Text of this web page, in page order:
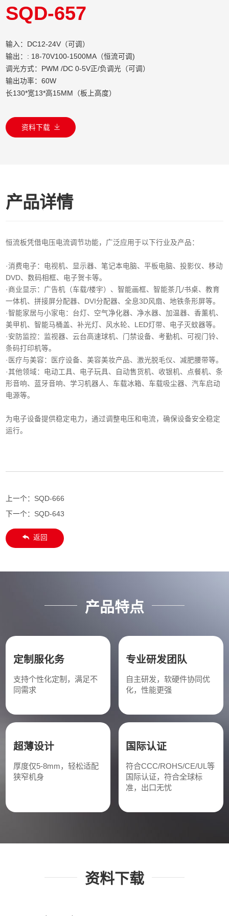
SQD-657
输入：DC12-24V（可调）
输出：: 18-70V100-1500MA（恒流可调)
调光方式：PWM /DC 0-5V正/负调光（可调）
输出功率：60W
长130*宽13*高15MM（板上高度）
资料下载
产品详情
恒流板凭借电压电流调节功能，广泛应用于以下行业及产品：
·消费电子‌：电视机、显示器、笔记本电脑、平板电脑、投影仪、移动
DVD、数码相框、电子贺卡等。
·商业显示‌：广告机（车载/楼宇）、智能画框、智能茶几/书桌、教育
一体机、拼接屏分配器、DVI分配器、全息3D风扇、地铁条形屏等。
·智能家居与小家电‌：台灯、空气净化器、净水器、加温器、香薰机、
美甲机、智能马桶盖、补光灯、风水轮、LED灯带、电子灭蚊器等。
‌·安防监控‌：监视器、云台高速球机、门禁设备、考勤机、可视门铃、
条码打印机等。
·医疗与美容‌：医疗设备、美容美妆产品、激光脱毛仪、减肥腰带等。
‌·其他领域‌：电动工具、电子玩具、自动售货机、收银机、点餐机、条
形音响、蓝牙音响、学习机器人、车载冰箱、车载吸尘器、汽车启动
电源等。
为电子设备提供稳定电力，通过调整电压和电流，确保设备安全稳定
运行。
上一个： SQD-666
下一个： SQD-643
返回
产品特点
定制服化务
支持个性化定制，满足不
同需求
专业研发团队
自主研发，软硬件协同优
化，性能更强
超薄设计
厚度仅5-8mm，轻松适配
狭窄机身
国际认证
符合CCC/ROHS/CE/UL等
国际认证，符合全球标
准，出口无忧
资料下载